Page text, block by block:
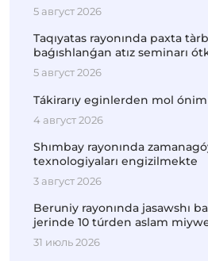
5 август 2026
Taqıyatas rayonında paxta
baǵıshlanǵan atız seminarı
5 август 2026
Tákirarıy eginlerden mol ónim
4 август 2026
Shımbay rayonında
texnologiyaları engizilmekte
3 август 2026
Beruniy rayonında jasawshı
jerinde 10 túrden aslam
31 июль 2026